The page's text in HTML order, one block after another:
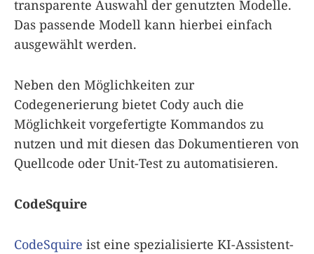
transparente Auswahl der genutzten Modelle.
Das passende Modell kann hierbei einfach
ausgewählt werden.
Neben den Möglichkeiten zur
Codegenerierung bietet Cody auch die
Möglichkeit vorgefertigte Kommandos zu
nutzen und mit diesen das Dokumentieren von
Quellcode oder Unit-Test zu automatisieren.
CodeSquire
CodeSquire ist eine spezialisierte KI-Assistent-